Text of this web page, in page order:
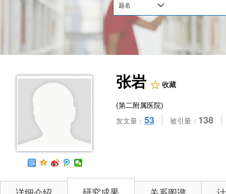
题名
张岩 收藏
(第二附属医院)
发文量： 53 被引量： 138